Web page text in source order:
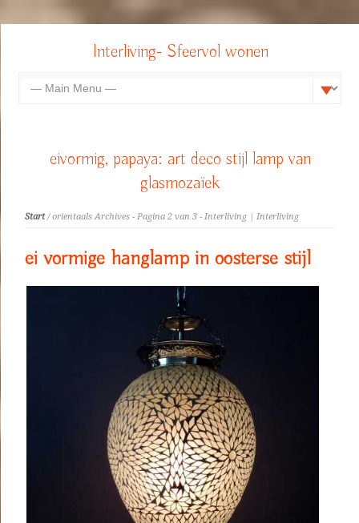
Interliving- Sfeervol wonen
eivormig, papaya: art deco stijl lamp van
glasmozaïek
Start/ orientaals Archives - Pagina 2 van 3 - Interliving | Interliving
ei vormige hanglamp in oosterse stijl